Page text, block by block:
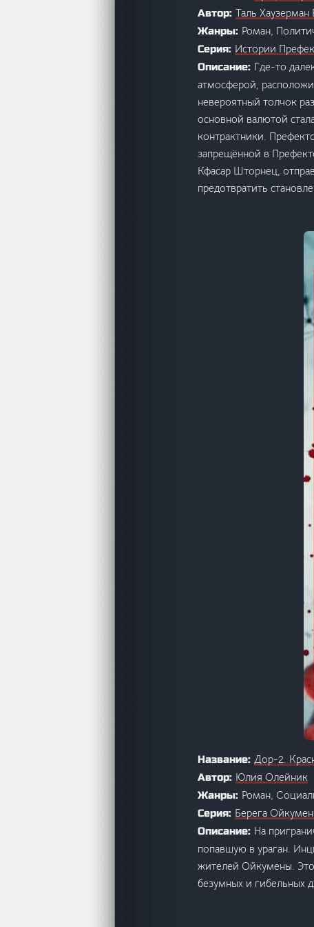
Автор: Таль Хаузерман
Жанры: Роман,
Серия: Истории
Описание: Где-то
атмосферой,
невероятный толчок
основной валютой
контрактники.
запрещённой в
Кфасар Шторнец,
предотвратить
Название: Дор-2.
Автор: Юлия Олейник
Жанры: Роман,
Серия: Берега
Описание: На
попавшую в ураган.
жителей Ойкумены.
безумных и гибельных